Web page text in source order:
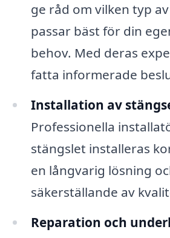
ge råd om vilken typ
passar bäst för din
behov. Med deras
fatta informerade
Installation av
Professionella
stängslet installeras
en långvarig lösning
säkerställande av
Reparation och